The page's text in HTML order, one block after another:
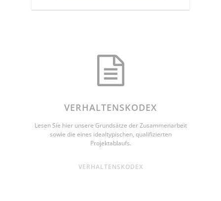
VERHALTENSKODEX
Lesen Sie hier unsere Grundsätze der Zusammenarbeit
sowie die eines idealtypischen, qualifizierten
Projektablaufs.
VERHALTENSKODEX